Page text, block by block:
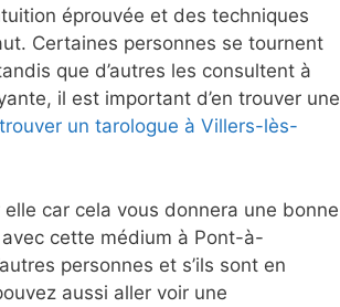
éprouvée et des techniques
Certaines personnes se tournent
que d’autres les consultent à
il est important d’en trouver une
un tarologue à Villers-lès-
car cela vous donnera une bonne
avec cette médium à Pont-à-
personnes et s’ils sont en
aussi aller voir une